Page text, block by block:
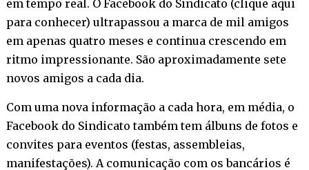
em tempo real. O Facebook do Sindicato (clique aqui
para conhecer) ultrapassou a marca de mil amigos
em apenas quatro meses e continua crescendo em
ritmo impressionante. São aproximadamente sete
novos amigos a cada dia.
Com uma nova informação a cada hora, em média, o
Facebook do Sindicato também tem álbuns de fotos e
convites para eventos (festas, assembleias,
manifestações). A comunicação com os bancários é